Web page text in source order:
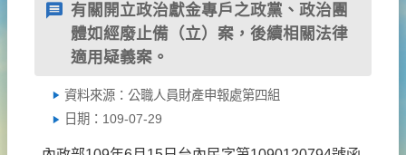
有關開立政治獻金專戶之政黨、政治團
體如經廢止備（立）案，後續相關法律
適用疑義案。
資料來源：公職人員財產申報處第四組
日期：109-07-29